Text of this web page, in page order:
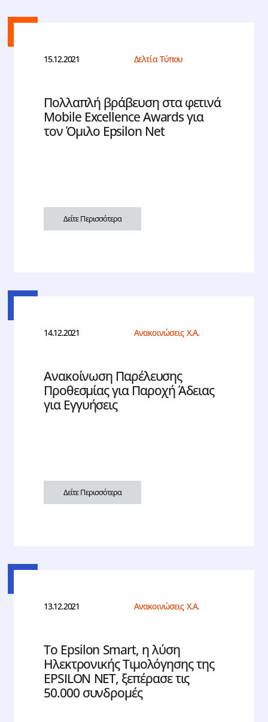
15.12.2021 Δελτία Τύπου
Πολλαπλή βράβευση στα φετινά
Mobile Excellence Awards για
τον Όμιλο Epsilon Net
Δείτε Περισσότερα
14.12.2021 Ανακοινώσεις Χ.Α.
Ανακοίνωση Παρέλευσης
Προθεσμίας για Παροχή Άδειας
για Εγγυήσεις
Δείτε Περισσότερα
13.12.2021 Ανακοινώσεις Χ.Α.
Το Epsilon Smart, η λύση
Ηλεκτρονικής Τιμολόγησης της
EPSILON NET, ξεπέρασε τις
50.000 συνδρομές